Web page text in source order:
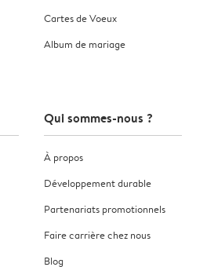
Cartes de Voeux
Album de mariage
Qui sommes-nous ?
À propos
Développement durable
Partenariats promotionnels
Faire carrière chez nous
Blog